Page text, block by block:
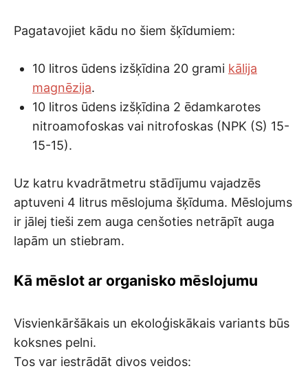
Pagatavojiet kādu no šiem šķīdumiem:
10 litros ūdens izšķīdina 20 grami kālija
magnēzija.
10 litros ūdens izšķīdina 2 ēdamkarotes
nitroamofoskas vai nitrofoskas (NPK (S) 15-
15-15).
Uz katru kvadrātmetru stādījumu vajadzēs
aptuveni 4 litrus mēslojuma šķīduma. Mēslojums
ir jālej tieši zem auga cenšoties netrāpīt auga
lapām un stiebram.
Kā mēslot ar organisko mēslojumu
Visvienkāršākais un ekoloģiskākais variants būs
koksnes pelni.
Tos var iestrādāt divos veidos: